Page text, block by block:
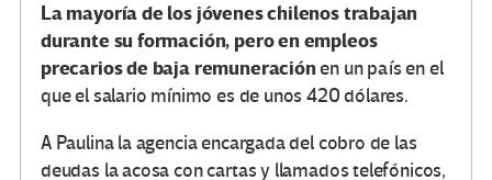
La mayoría de los jóvenes chilenos trabajan
durante su formación, pero en empleos
precarios de baja remuneraciónen un país en el
que el salario mínimo es de unos 420 dólares.
A Paulina la agencia encargada del cobro de las
deudas la acosa con cartas y llamados telefónicos,